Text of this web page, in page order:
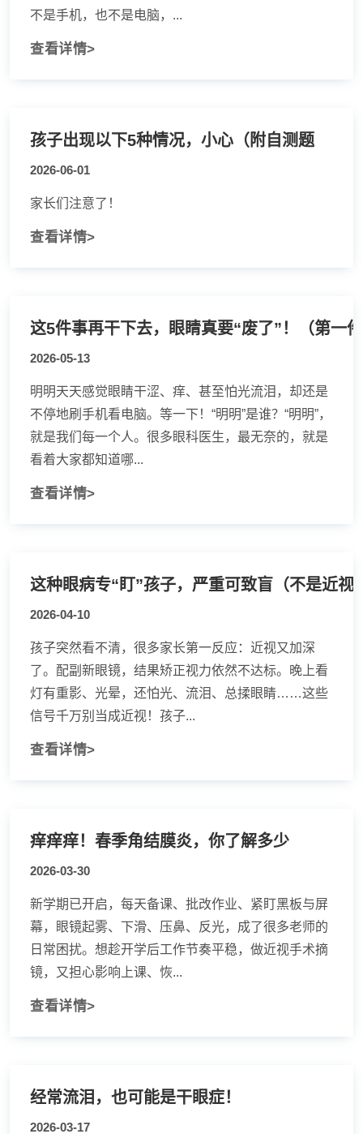
不是手机，也不是电脑，...
查看详情>
孩子出现以下5种情况，小心（附自测题
2026-06-01
家长们注意了！
查看详情>
这5件事再干下去，眼睛真要“废了”！（第一
2026-05-13
明明天天感觉眼睛干涩、痒、甚至怕光流泪，却还是
不停地刷手机看电脑。等一下！“明明”是谁？“明明”，
就是我们每一个人。很多眼科医生，最无奈的，就是
看着大家都知道哪...
查看详情>
这种眼病专“盯”孩子，严重可致盲（不是近视
2026-04-10
孩子突然看不清，很多家长第一反应：近视又加深
了。配副新眼镜，结果矫正视力依然不达标。晚上看
灯有重影、光晕，还怕光、流泪、总揉眼睛……这些
信号千万别当成近视！孩子...
查看详情>
痒痒痒！春季角结膜炎，你了解多少
2026-03-30
新学期已开启，每天备课、批改作业、紧盯黑板与屏
幕，眼镜起雾、下滑、压鼻、反光，成了很多老师的
日常困扰。想趁开学后工作节奏平稳，做近视手术摘
镜，又担心影响上课、恢...
查看详情>
经常流泪，也可能是干眼症！
2026-03-17